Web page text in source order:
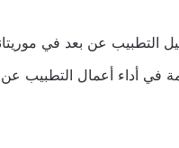
التطبيب عن بعد في
في أداء أعمال التطبيب